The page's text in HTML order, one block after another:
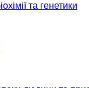
та генетики